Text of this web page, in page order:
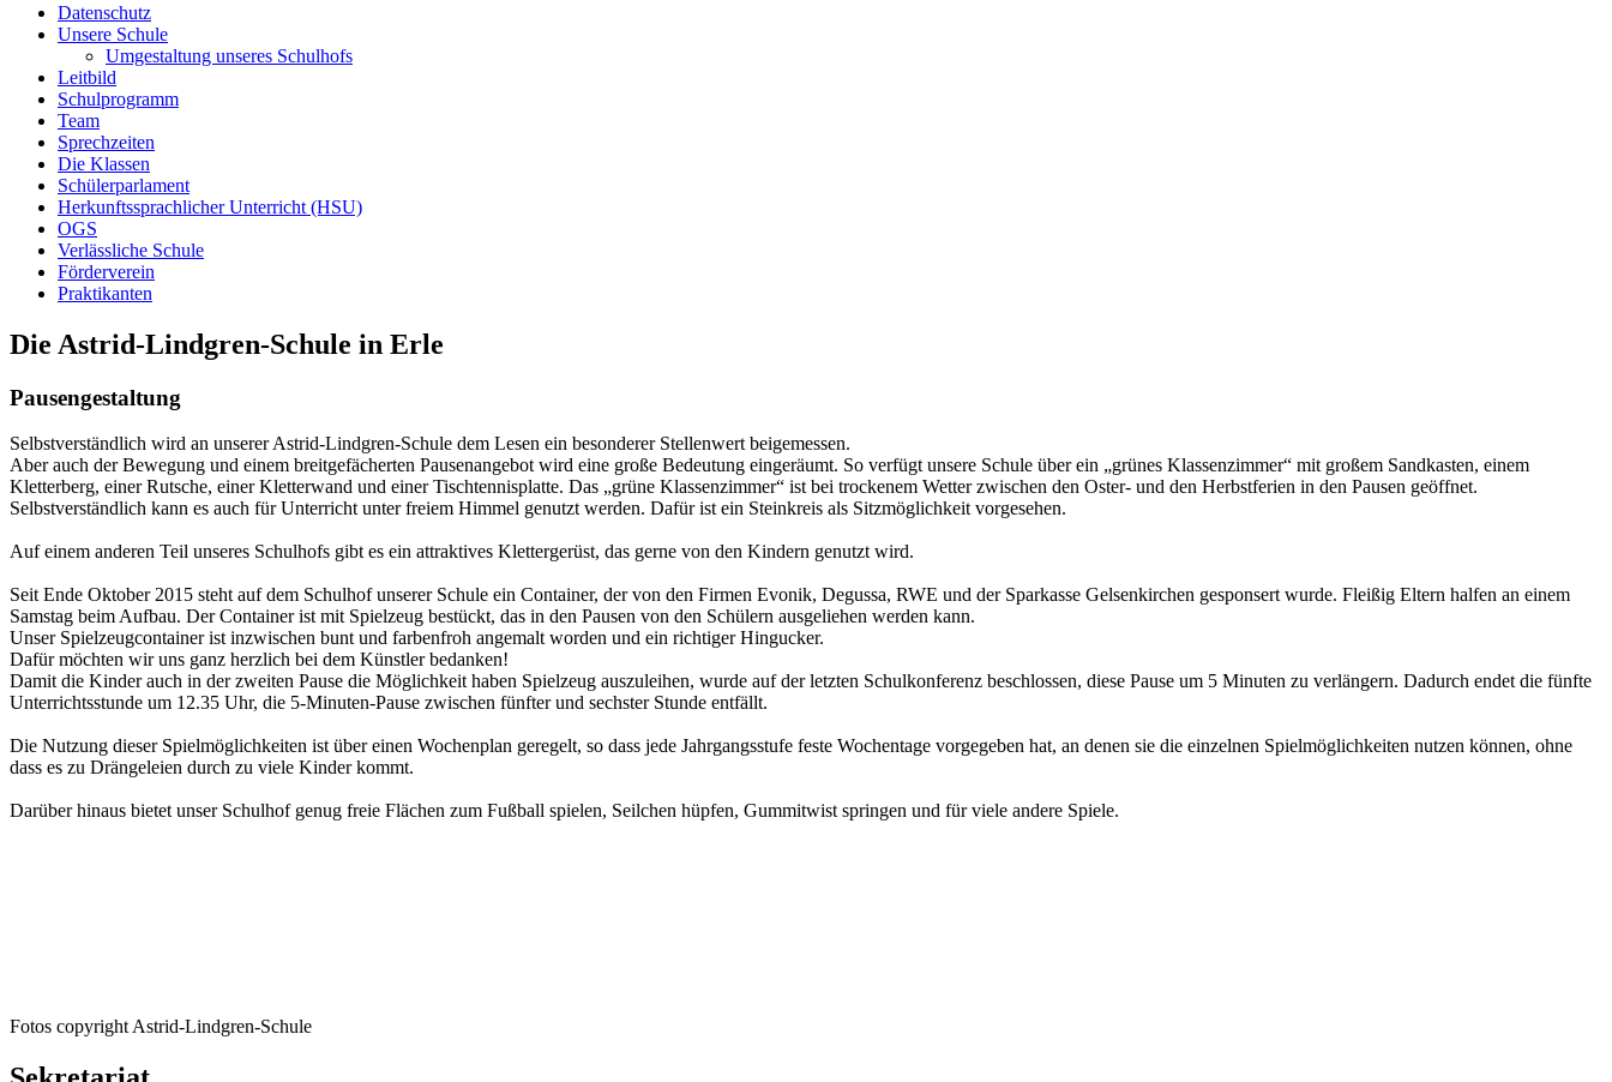
Datenschutz
Unsere Schule
Umgestaltung unseres Schulhofs
Leitbild
Schulprogramm
Team
Sprechzeiten
Die Klassen
Schülerparlament
Herkunftssprachlicher Unterricht (HSU)
OGS
Verlässliche Schule
Förderverein
Praktikanten
Die Astrid-Lindgren-Schule in Erle
Pausengestaltung
Selbstverständlich wird an unserer Astrid-Lindgren-Schule dem Lesen ein besonderer Stellenwert beigemessen.
Aber auch der Bewegung und einem breitgefächerten Pausenangebot wird eine große Bedeutung eingeräumt. So verfügt unsere Schule über ein „grünes Klassenzimmer“ mit großem Sandkasten, einem
Kletterberg, einer Rutsche, einer Kletterwand und einer Tischtennisplatte. Das „grüne Klassenzimmer“ ist bei trockenem Wetter zwischen den Oster- und den Herbstferien in den Pausen geöffnet.
Selbstverständlich kann es auch für Unterricht unter freiem Himmel genutzt werden. Dafür ist ein Steinkreis als Sitzmöglichkeit vorgesehen.
Auf einem anderen Teil unseres Schulhofs gibt es ein attraktives Klettergerüst, das gerne von den Kindern genutzt wird.
Seit Ende Oktober 2015 steht auf dem Schulhof unserer Schule ein Container, der von den Firmen Evonik, Degussa, RWE und der Sparkasse Gelsenkirchen gesponsert wurde. Fleißig Eltern halfen an einem
Samstag beim Aufbau. Der Container ist mit Spielzeug bestückt, das in den Pausen von den Schülern ausgeliehen werden kann.
Unser Spielzeugcontainer ist inzwischen bunt und farbenfroh angemalt worden und ein richtiger Hingucker.
Dafür möchten wir uns ganz herzlich bei dem Künstler bedanken!
Damit die Kinder auch in der zweiten Pause die Möglichkeit haben Spielzeug auszuleihen, wurde auf der letzten Schulkonferenz beschlossen, diese Pause um 5 Minuten zu verlängern. Dadurch endet die fünfte
Unterrichtsstunde um 12.35 Uhr, die 5-Minuten-Pause zwischen fünfter und sechster Stunde entfällt.
Die Nutzung dieser Spielmöglichkeiten ist über einen Wochenplan geregelt, so dass jede Jahrgangsstufe feste Wochentage vorgegeben hat, an denen sie die einzelnen Spielmöglichkeiten nutzen können, ohne
dass es zu Drängeleien durch zu viele Kinder kommt.
Darüber hinaus bietet unser Schulhof genug freie Flächen zum Fußball spielen, Seilchen hüpfen, Gummitwist springen und für viele andere Spiele.
Fotos copyright Astrid-Lindgren-Schule